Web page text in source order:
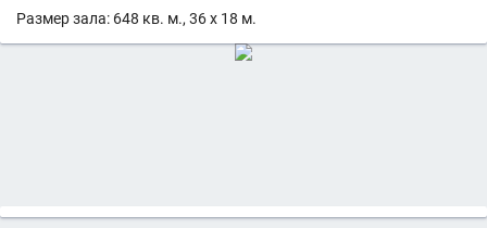
Размер зала: 648 кв. м., 36 x 18 м.